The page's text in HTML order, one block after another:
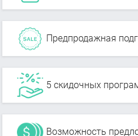
Предпродажная
5 скидочных
Возможность